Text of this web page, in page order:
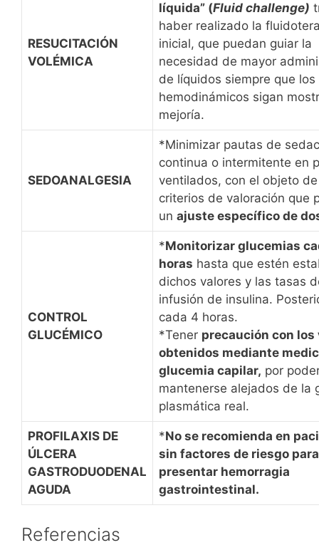
RESUCITACIÓN
VOLÉMICA
líquida” (Fluid challenge)
haber realizado la
inicial, que puedan guiar la
necesidad de mayor
de líquidos siempre que
hemodinámicos sigan
mejoría.
SEDOANALGESIA
*Minimizar pautas de
continua o intermitente en
ventilados, con el objeto
criterios de valoración que
un ajuste específico de
CONTROL
GLUCÉMICO
*Monitorizar glucemias
horas hasta que estén
dichos valores y las tasas
infusión de insulina.
cada 4 horas.
*Tener precaución con los
obtenidos mediante
glucemia capilar, por
mantenerse alejados de la
plasmática real.
PROFILAXIS DE
ÚLCERA
GASTRODUODENAL
AGUDA
*No se recomienda en
sin factores de riesgo para
presentar hemorragia
gastrointestinal.
Referencias